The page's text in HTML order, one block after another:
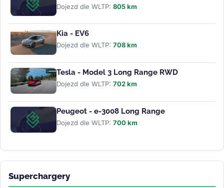
Dojezd dle WLTP: 805 km
Kia - EV6
Dojezd dle WLTP: 708 km
Tesla - Model 3 Long Range RWD
Dojezd dle WLTP: 702 km
Peugeot - e-3008 Long Range
Dojezd dle WLTP: 700 km
Superchargery